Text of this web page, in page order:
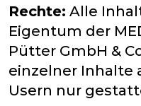
Rechte: Alle
Eigentum der
Pütter GmbH &
einzelner Inhalte
Usern nur